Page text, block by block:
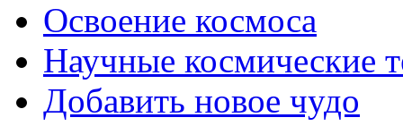
Освоение космоса
Научные космические
Добавить новое чудо